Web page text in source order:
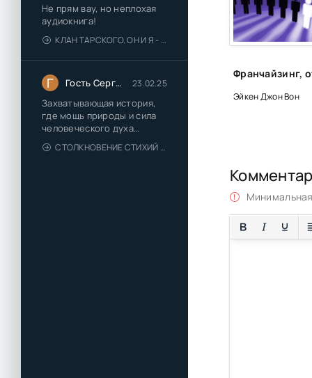
Не прям вау, но неплохая
аудиокнига!
КЛАН ТАРСКОГО. ОН И Я - ЕЛЕНА ТОДОРОВА (1)
Г Гость Сергей 23.02.25
Захватывающая история,
где мощь природы и сила
человеческого духа
сплетаются в напряжённый
и
СТОЛКНОВЕНИЕ СТИХИЙ - ВАЛЕРИЙ ГУМИНСКИЙ
Эйкен Джон Вон